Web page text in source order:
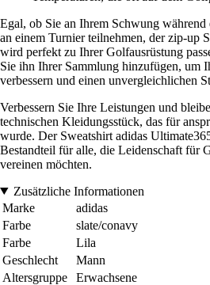
Egal, ob Sie an Ihrem Schwung während
an einem Turnier teilnehmen, der zip-up
wird perfekt zu Ihrer Golfausrüstung
Sie ihn Ihrer Sammlung hinzufügen, um
verbessern und einen unvergleichlichen
Verbessern Sie Ihre Leistungen und
technischen Kleidungsstück, das für
wurde. Der Sweatshirt adidas
Bestandteil für alle, die Leidenschaft für
vereinen möchten.
Zusätzliche Informationen
Marke
adidas
Farbe
slate/conavy
Farbe
Lila
Geschlecht
Mann
Altersgruppe
Erwachsene